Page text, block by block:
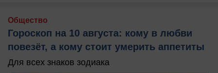
Общество
Гороскоп на 10 августа: кому в любви
повезёт, а кому стоит умерить аппетиты
Для всех знаков зодиака